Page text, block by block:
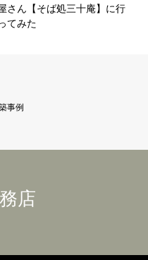
さん【そば処三十庵】に行
てみた
事例
店